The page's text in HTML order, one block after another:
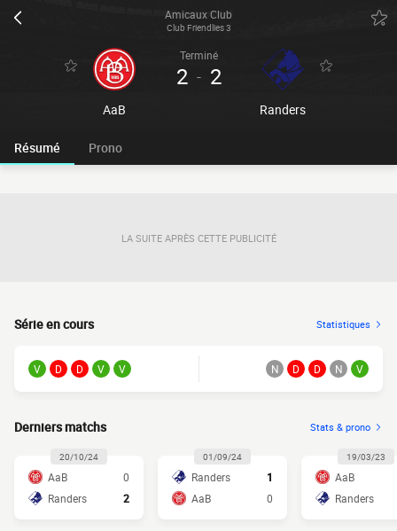
Amicaux Club
Club Friendlies 3
AaB
Terminé
2 - 2
Randers
Résumé Prono
LA SUITE APRÈS CETTE PUBLICITÉ
Série en cours Statistiques
V D D V V N D D N V
Derniers matchs Stats & prono
20/10/24
AaB
0
Randers
2
01/09/24
Randers
1
AaB
0
19/03/23
AaB
Randers